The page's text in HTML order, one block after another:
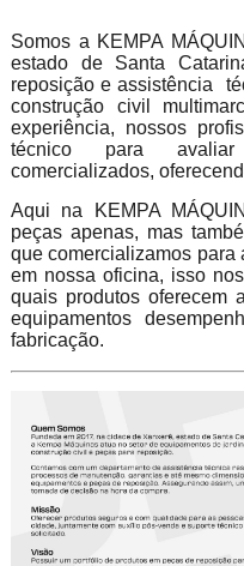
Somos a KEMPA
estado de Santa
reposição e assistência
construção civil
experiência, nossos
técnico para
comercializados,
Aqui na KEMPA
peças apenas, mas
que comercializamos para
em nossa oficina, isso
quais produtos oferecem
equipamentos
fabricação.